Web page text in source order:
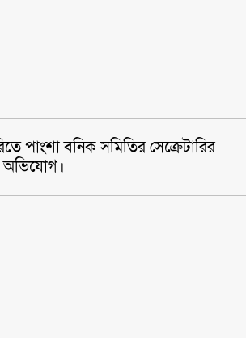
পাংশা বনিক সমিতির সেক্রেটারির
অভিযোগ।